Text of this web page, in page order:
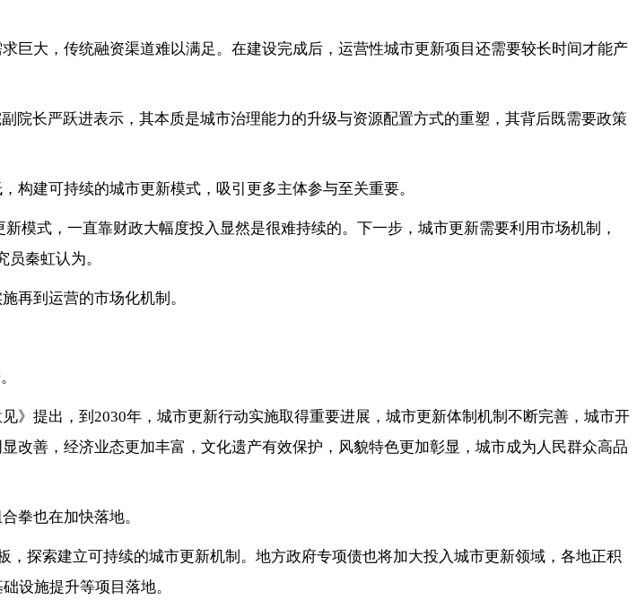
巨大，传统融资渠道难以满足。在建设完成后，运营性城市更新项目还需要较长时间才能产
院长严跃进表示，其本质是城市治理能力的升级与资源配置方式的重塑，其背后既需要政策
构建可持续的城市更新模式，吸引更多主体参与至关重要。
模式，一直靠财政大幅度投入显然是很难持续的。下一步，城市更新需要利用市场机制，
秦虹认为。
再到运营的市场化机制。
》提出，到2030年，城市更新行动实施取得重要进展，城市更新体制机制不断完善，城市开
改善，经济业态更加丰富，文化遗产有效保护，风貌特色更加彰显，城市成为人民群众高品
拳也在加快落地。
探索建立可持续的城市更新机制。地方政府专项债也将加大投入城市更新领域，各地正积
设施提升等项目落地。